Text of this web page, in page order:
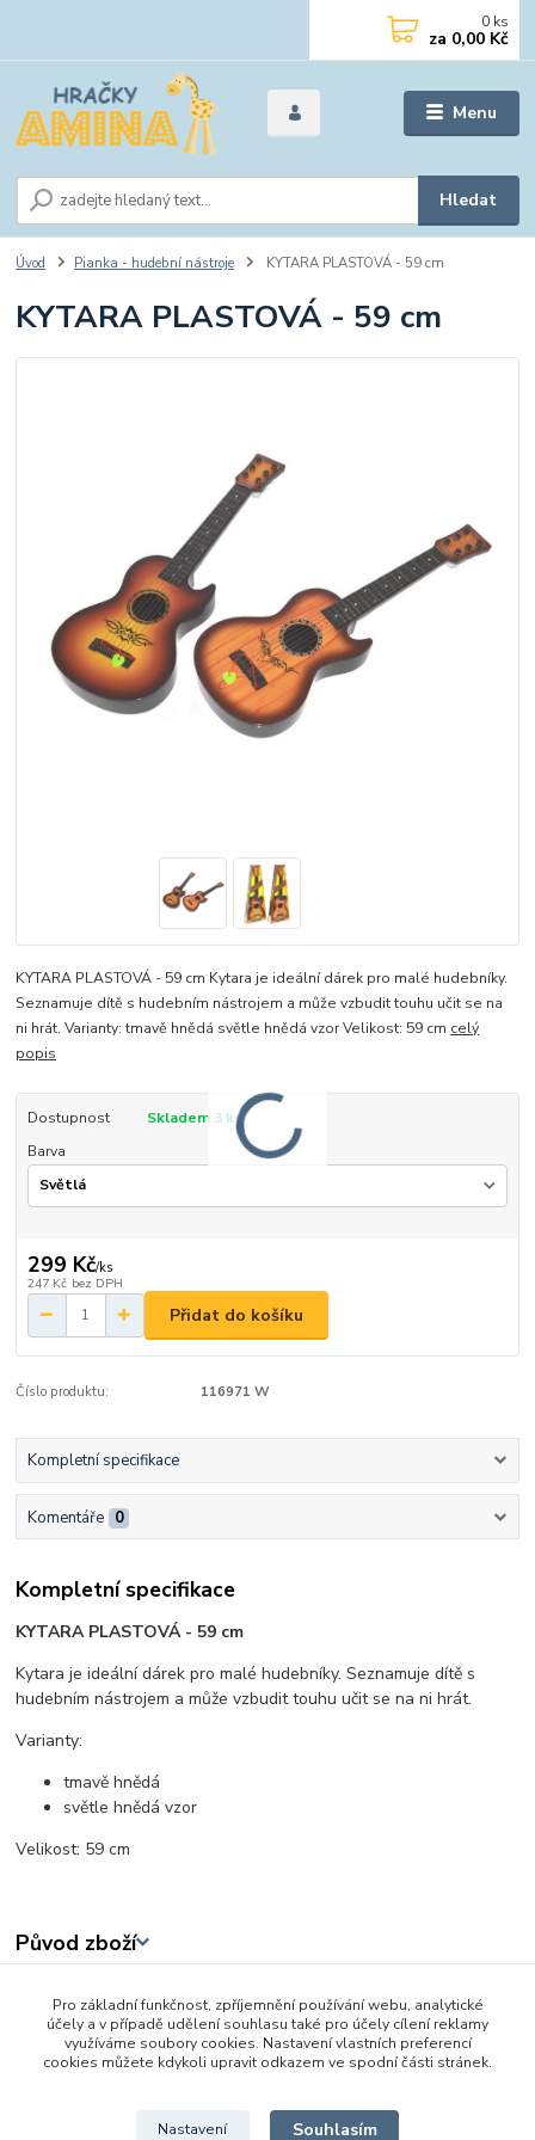
Menu
Hledat
0 ks
za 0,00 Kč
Úvod Pianka - hudební nástroje KYTARA PLASTOVÁ - 59 cm
KYTARA PLASTOVÁ - 59 cm
KYTARA PLASTOVÁ - 59 cm Kytara je ideální dárek pro malé hudebníky.
Seznamuje dítě s hudebním nástrojem a může vzbudit touhu učit se na
ni hrát. Varianty: tmavě hnědá světle hnědá vzor Velikost: 59 cm celý
popis
Dostupnost
Skladem 3 ks
Barva
299 Kč/ks
247 Kč bez DPH
Přidat do košíku
Číslo produktu: 116971 W
Kompletní specifikace
Komentáře 0
Kompletní specifikace
KYTARA PLASTOVÁ - 59 cm
Kytara je ideální dárek pro malé hudebníky. Seznamuje dítě s
hudebním nástrojem a může vzbudit touhu učit se na ni hrát.
Varianty:
tmavě hnědá
světle hnědá vzor
Velikost: 59 cm
Původ zboží
Zboží zařazeno v kategoriích
3 - 6 let
Pro základní funkčnost, zpříjemnění používání webu, analytické
účely a v případě udělení souhlasu také pro účely cílení reklamy
využíváme soubory cookies. Nastavení vlastních preferencí
cookies můžete kdykoli upravit odkazem ve spodní části stránek.
Nastavení Souhlasím